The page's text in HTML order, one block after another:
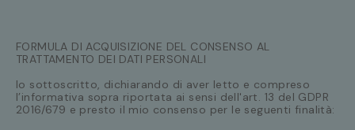
FORMULA DI ACQUISIZIONE DEL CONSENSO AL
TRATTAMENTO DEI DATI PERSONALI
Io sottoscritto, dichiarando di aver letto e compreso
l’informativa sopra riportata ai sensi dell'art. 13 del GDPR
2016/679 e presto il mio consenso per le seguenti finalità: